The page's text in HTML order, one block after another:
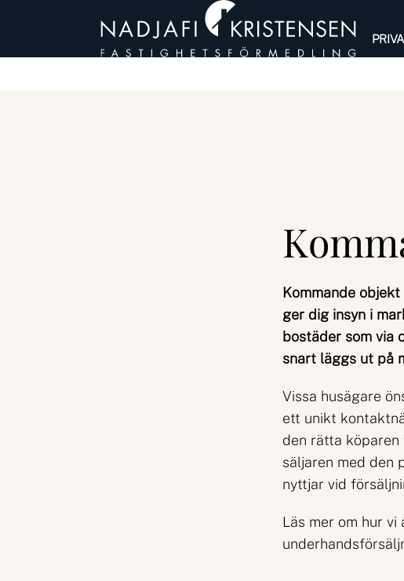
Kommande
ger dig insyn i
bostäder som via
snart läggs ut på
Vissa husägare
ett unikt
den rätta
säljaren med den
nyttjar vid
Läs mer om hur